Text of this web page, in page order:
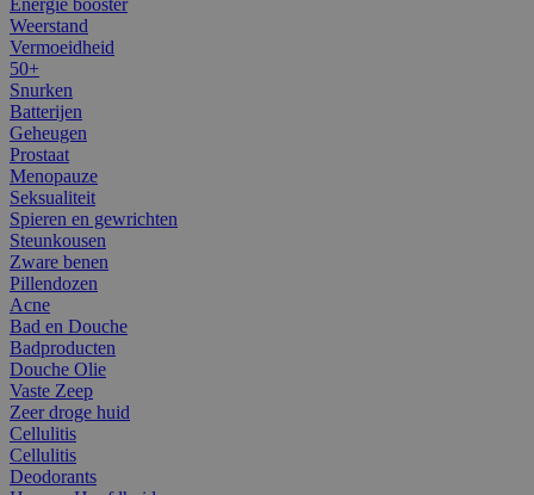
Weerstand
Vermoeidheid
50+
Snurken
Batterijen
Geheugen
Prostaat
Menopauze
Seksualiteit
Spieren en gewrichten
Steunkousen
Zware benen
Pillendozen
Acne
Bad en Douche
Badproducten
Douche Olie
Vaste Zeep
Zeer droge huid
Cellulitis
Cellulitis
Deodorants